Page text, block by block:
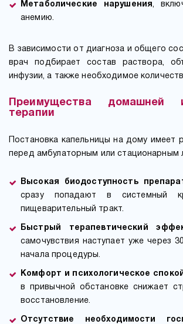
Метаболические нарушения,
анемию.
В зависимости от диагноза и общего
врач подбирает состав раствора,
инфузии, а также необходимое
Преимущества домашней
терапии
Постановка капельницы на дому имеет
перед амбулаторным или стационарным
Высокая биодоступность
сразу попадают в системный
пищеварительный тракт.
Быстрый терапевтический
самочувствия наступает уже через
начала процедуры.
Комфорт и психологическое
в привычной обстановке снижает
восстановление.
Отсутствие необходимости